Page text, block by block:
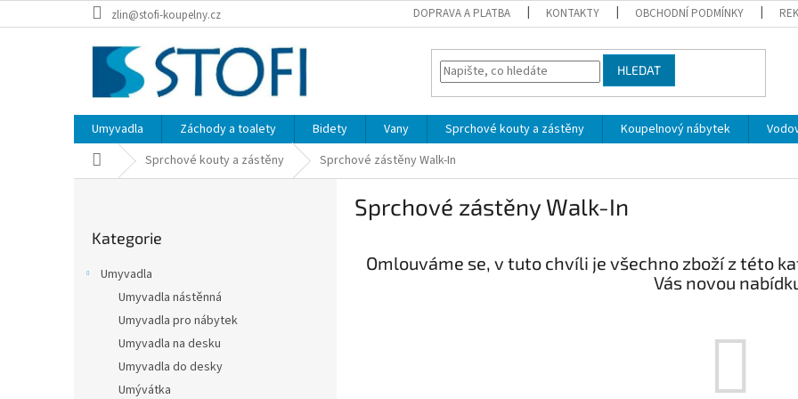
na
zlin@stofi-koupelny.cz DOPRAVA A PLATBA KONTAKTY OBCHODNÍ PODMÍNKY
HLEDAT
Umyvadla Záchody a toalety Bidety Vany Sprchové kouty a zástěny Koupelnový nábytek
Domů Sprchové kouty a zástěny Sprchové zástěny Walk-In
kategorie
Kategorie
Umyvadla
Umyvadla nástěnná
Umyvadla pro nábytek
Umyvadla na desku
Umyvadla do desky
Umývátka
Sprchové zástěny Walk-In
Omlouváme se, v tuto chvíli je všechno zboží z této
Vás novou